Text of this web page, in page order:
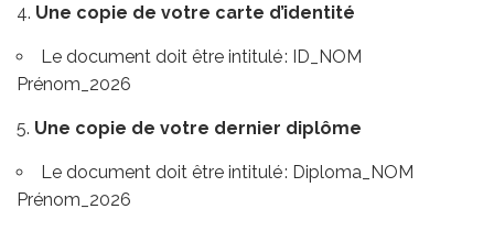
Une copie de votre carte d’identité
Le document doit être intitulé : ID_NOM
Prénom_2026
Une copie de votre dernier diplôme
Le document doit être intitulé : Diploma_NOM
Prénom_2026